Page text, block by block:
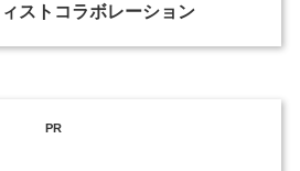
ィストコラボレーション
PR